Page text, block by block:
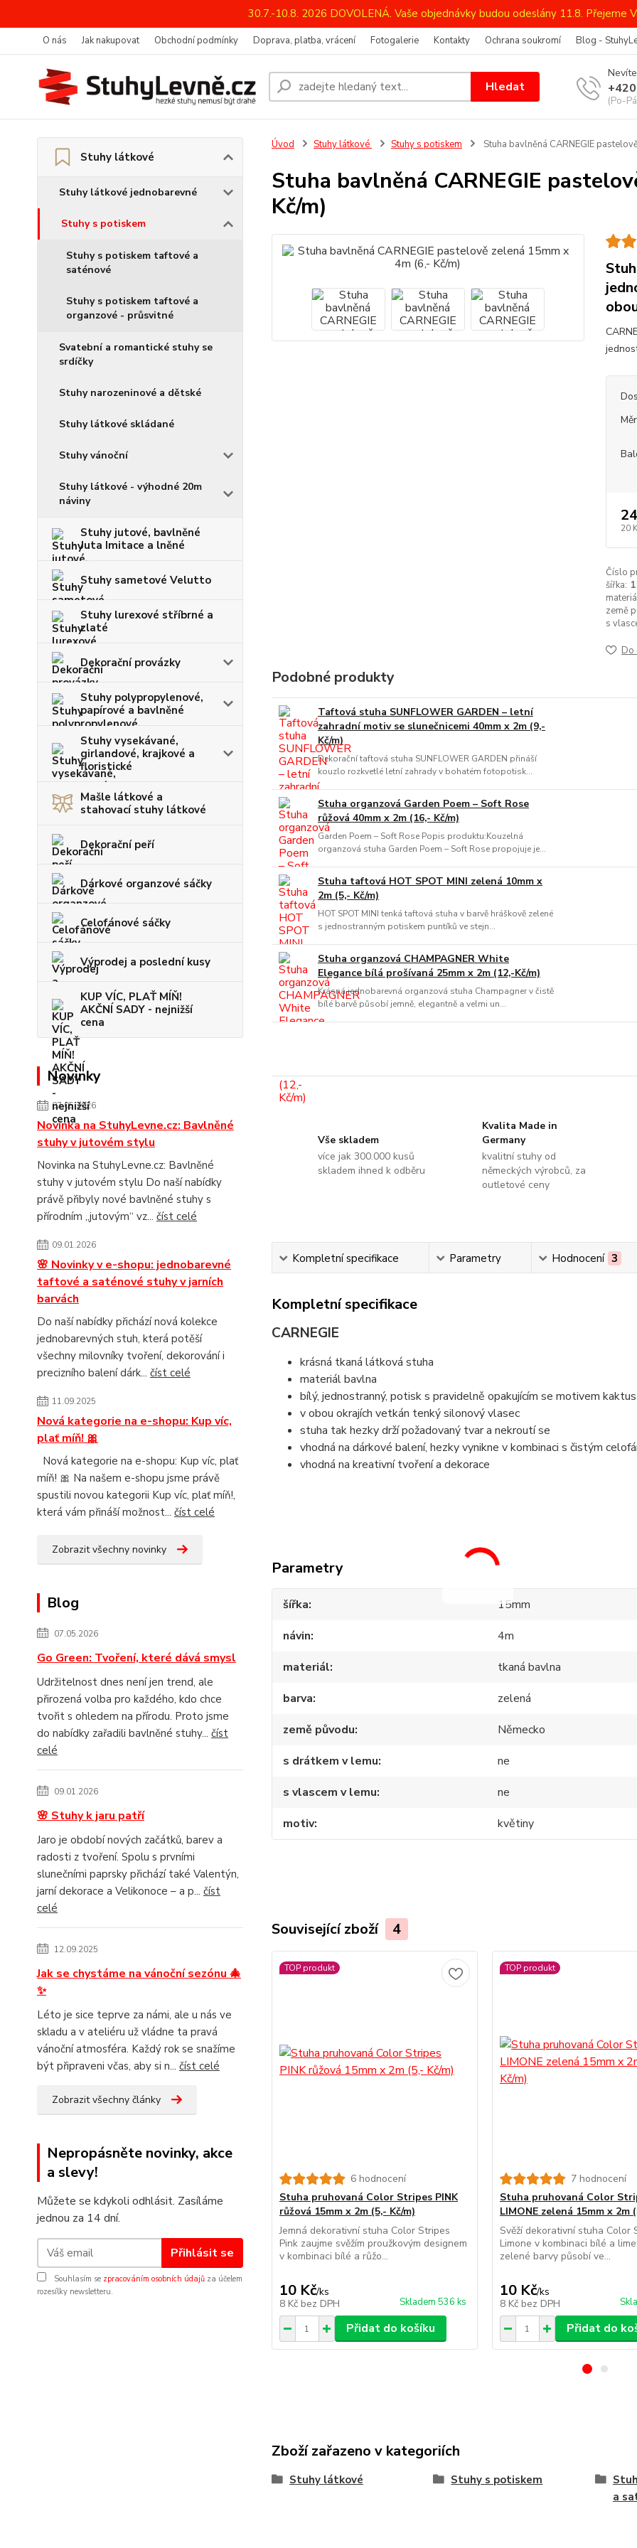
30.7.-10.8. 2026 DOVOLENÁ. Vaše objednávky budou odeslány 11.8. Přejeme
O nás Jak nakupovat Obchodní podmínky Doprava, platba, vrácení Fotogalerie Kontakty Ochrana soukromí Blog -
Hledat
(Po-
Stuhy látkové
Stuhy látkové jednobarevné
Stuhy s potiskem
Stuhy s potiskem taftové a
saténové
Stuhy s potiskem taftové a
organzové - průsvitné
Svatební a romantické stuhy se
srdíčky
Stuhy narozeninové a dětské
Stuhy látkové skládané
Stuhy vánoční
Stuhy látkové - výhodné 20m
náviny
Stuhy jutové, bavlněné
Juta Imitace a lněné
Stuhy sametové Velutto
Stuhy lurexové stříbrné a
zlaté
Dekorační provázky
Stuhy polypropylenové,
papírové a bavlněné
Stuhy vysekávané,
girlandové, krajkové a
floristické
Mašle látkové a
stahovací stuhy látkové
Dekorační peří
Dárkové organzové sáčky
Celofánové sáčky
Výprodej a poslední kusy
KUP VÍC, PLAŤ MÍŇ!
AKČNÍ SADY - nejnižší
cena
Novinky
07.05.2026
Novinka na StuhyLevne.cz: Bavlněné
stuhy v jutovém stylu
Novinka na StuhyLevne.cz: Bavlněné
stuhy v jutovém stylu Do naší nabídky
právě přibyly nové bavlněné stuhy s
přírodním „jutovým“ vz... číst celé
09.01.2026
🌸 Novinky v e-shopu: jednobarevné
taftové a saténové stuhy v jarních
barvách
Do naší nabídky přichází nová kolekce
jednobarevných stuh, která potěší
všechny milovníky tvoření, dekorování i
precizního balení dárk... číst celé
11.09.2025
Nová kategorie na e-shopu: Kup víc,
plať míň! 🎀
Nová kategorie na e-shopu: Kup víc, plať
míň! 🎀 Na našem e-shopu jsme právě
spustili novou kategorii Kup víc, plať míň!,
která vám přináší možnost... číst celé
Zobrazit všechny novinky
Blog
07.05.2026
Go Green: Tvoření, které dává smysl
Udržitelnost dnes není jen trend, ale
přirozená volba pro každého, kdo chce
tvořit s ohledem na přírodu. Proto jsme
do nabídky zařadili bavlněné stuhy... číst
celé
09.01.2026
🌸 Stuhy k jaru patří
Jaro je období nových začátků, barev a
radosti z tvoření. Spolu s prvními
slunečními paprsky přichází také Valentýn,
jarní dekorace a Velikonoce – a p... číst
celé
12.09.2025
Jak se chystáme na vánoční sezónu 🎄
✨
Léto je sice teprve za námi, ale u nás ve
skladu a v ateliéru už vládne ta pravá
vánoční atmosféra. Každý rok se snažíme
být připraveni včas, aby si n... číst celé
Zobrazit všechny články
Nepropásněte novinky, akce
a slevy!
Můžete se kdykoli odhlásit. Zasíláme
jednou za 14 dní.
Přihlásit se
Souhlasím se zpracováním osobních údajů za účelem
rozesílky newsletteru.
Úvod Stuhy látkové Stuhy s potiskem Stuha bavlněná CARNEGIE
Stuha bavlněná CARNEGIE
Kč/m)
20
Číslo
šířka:
země
s
Do
Podobné produkty
Taftová stuha SUNFLOWER GARDEN – letní
zahradní motiv se slunečnicemi 40mm x 2m (9,-
Kč/m)
Dekorační taftová stuha SUNFLOWER GARDEN přináší
kouzlo rozkvetlé letní zahrady v bohatém fotopotisk...
Stuha organzová Garden Poem – Soft Rose
růžová 40mm x 2m (16,- Kč/m)
Garden Poem – Soft Rose Popis produktu:Kouzelná
organzová stuha Garden Poem – Soft Rose propojuje je...
Stuha taftová HOT SPOT MINI zelená 10mm x
2m (5,- Kč/m)
HOT SPOT MINI tenká taftová stuha v barvě hráškově zelené
s jednostranným potiskem puntíků ve stejn...
Stuha organzová CHAMPAGNER White
Elegance bílá prošívaná 25mm x 2m (12,-Kč/m)
Krásná jednobarevná organzová stuha Champagner v čistě
bílé barvě působí jemně, elegantně a velmi un...
Vše skladem
více jak 300.000 kusů
skladem ihned k odběru
Kvalita Made in
Germany
kvalitní stuhy od
německých výrobců, za
outletové ceny
Kompletní specifikace Parametry Hodnocení 3
Kompletní specifikace
CARNEGIE
krásná tkaná látková stuha
materiál bavlna
bílý, jednostranný, potisk s pravidelně opakujícím se motivem
v obou okrajích vetkán tenký silonový vlasec
stuha tak hezky drží požadovaný tvar a nekroutí se
vhodná na dárkové balení, hezky vynikne v kombinaci s čistým
vhodná na kreativní tvoření a dekorace
Parametry
šířka
15mm
návin
4m
materiál
tkaná bavlna
barva
zelená
země původu
Německo
s drátkem v lemu
ne
s vlascem v lemu
ne
motiv
květiny
Související zboží 4
TOP produkt
6 hodnocení
Stuha pruhovaná Color Stripes PINK
růžová 15mm x 2m (5,- Kč/m)
Jemná dekorativní stuha Color Stripes
Pink zaujme svěžím proužkovým designem
v kombinaci bílé a růžo...
10 Kč/ks
8 Kč bez DPH Skladem 536 ks
Přidat do košíku
TOP produkt
7 hodnocení
Stuha pruhovaná Color
LIMONE zelená 15mm x 2m
Svěží dekorativní stuha Color
Limone v kombinaci bílé a
zelené barvy působí ve...
10 Kč/ks
8 Kč bez DPH
Přidat do
Zboží zařazeno v kategoriích
Stuhy látkové Stuhy s potiskem
a